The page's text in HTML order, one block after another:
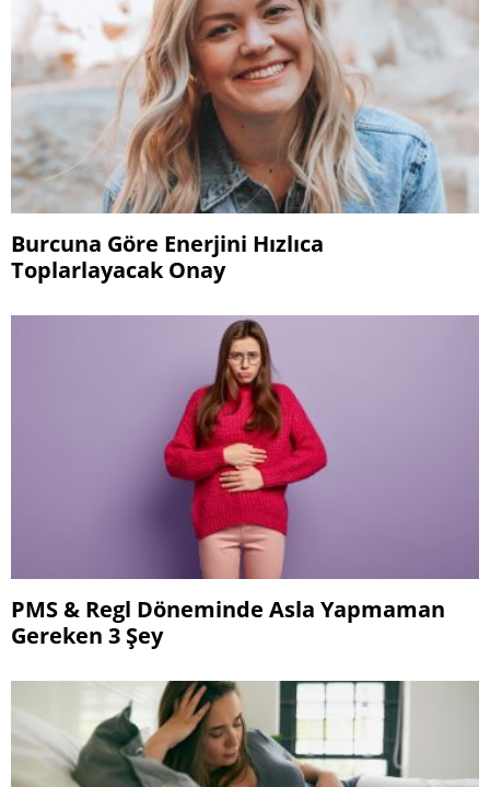
Burcuna Göre Enerjini Hızlıca
Toplarlayacak Onay
PMS & Regl Döneminde Asla Yapmaman
Gereken 3 Şey